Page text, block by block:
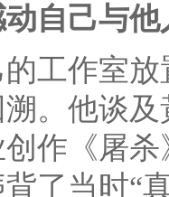
自己与他
工作室
。他谈
作《屠
了当时“